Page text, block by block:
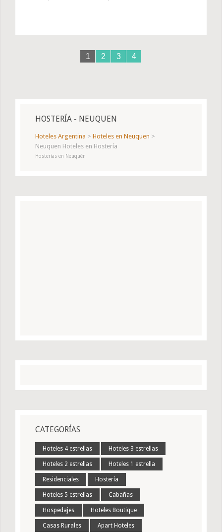
1 2 3 4
HOSTERÍA - NEUQUEN
Hoteles Argentina > Hoteles en Neuquen >
Neuquen Hoteles en Hostería
Hosterías en Neuquén
CATEGORÍAS
Hoteles 4 estrellas Hoteles 3 estrellas
Hoteles 2 estrellas Hoteles 1 estrella
Residenciales Hostería
Hoteles 5 estrellas Cabañas
Hospedajes Hoteles Boutique
Casas Rurales Apart Hoteles